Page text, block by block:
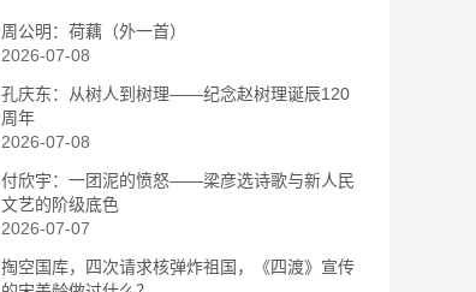
周公明：荷藕（外一首）
2026-07-08
孔庆东：从树人到树理——纪念赵树理诞辰120
周年
2026-07-08
付欣宇：一团泥的愤怒——梁彦选诗歌与新人民
文艺的阶级底色
2026-07-07
掏空国库，四次请求核弹炸祖国，《四渡》宣传